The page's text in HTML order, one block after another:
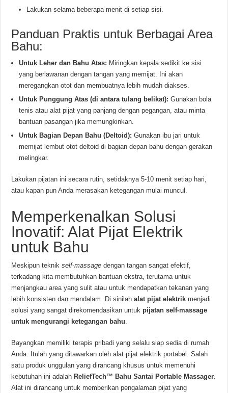
Lakukan selama beberapa menit di setiap sisi.
Panduan Praktis untuk Berbagai Area
Bahu:
Untuk Leher dan Bahu Atas: Miringkan kepala sedikit ke sisi
yang berlawanan dengan tangan yang memijat. Ini akan
meregangkan otot dan membuatnya lebih mudah diakses.
Untuk Punggung Atas (di antara tulang belikat): Gunakan bola
tenis atau alat pijat yang panjang dengan pegangan, atau minta
bantuan pasangan jika memungkinkan.
Untuk Bagian Depan Bahu (Deltoid): Gunakan ibu jari untuk
memijat lembut otot deltoid di bagian depan bahu dengan gerakan
melingkar.
Lakukan pijatan ini secara rutin, setidaknya 5-10 menit setiap hari,
atau kapan pun Anda merasakan ketegangan mulai muncul.
Memperkenalkan Solusi
Inovatif: Alat Pijat Elektrik
untuk Bahu
Meskipun teknikself-massage dengan tangan sangat efektif,
terkadang kita membutuhkan bantuan ekstra, terutama untuk
menjangkau area yang sulit atau untuk mendapatkan tekanan yang
lebih konsisten dan mendalam. Di sinilahalat pijat elektrik menjadi
solusi yang sangat direkomendasikan untukpijatan self-massage
untuk mengurangi ketegangan bahu
Bayangkan memiliki terapis pribadi yang selalu siap sedia di rumah
Anda. Itulah yang ditawarkan oleh alat pijat elektrik portabel. Salah
satu produk unggulan yang dirancang khusus untuk memenuhi
kebutuhan ini adalahReliefTech™ Bahu Santai Portable Massager
Alat ini dirancang untuk memberikan pengalaman pijat yang